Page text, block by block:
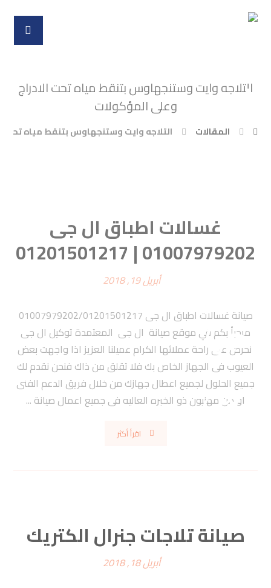
التلاجه وايت وستنجهاوس بتنقط مياه تحت الادراج
وعلى المؤكولات
المقالات التلاجه وايت وستنجهاوس بتنقط مياه تحت
غسالات اطباق ال جى
01007979202 | 01201501217
أبريل 19, 2018
صيانة غسالات اطباق ال جى 01007979202/01201501217
مرحبأ بكم في موقع صيانة ال جى المعتمدة توكيل ال جى
نحرص على راحة عملائها الكرام عميلنا العزيز اذا واجهت بعض
العيوب فى الجهاز الخاص بك فلا تقلق من ذاك فنحن نقدم لك
جميع الحلول لجميع اعطال جهازك من خلال فريق الدعم الفنى
او من مهنيون ذو الخبره العاليه فى جميع اعمال صيانة ...
اقرأ أكثر
صيانة تلاجات جنرال الكتريك
أبريل 18, 2018